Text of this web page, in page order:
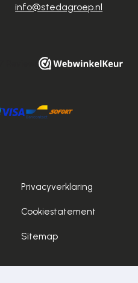
info@stedagroep.nl
Privacyverklaring
Cookiestatement
Sitemap